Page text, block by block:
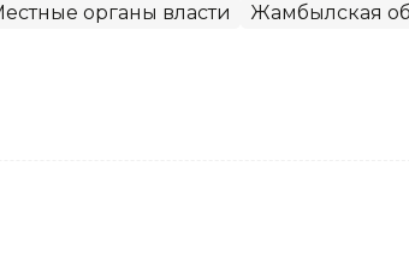
органы власти
Жамбылская